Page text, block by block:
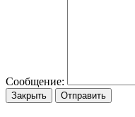
Сообщение:
Закрыть Отправить